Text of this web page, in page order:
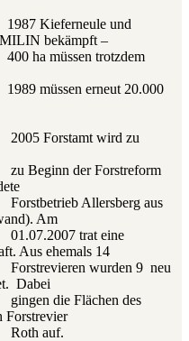
und
bekämpft –
trotzdem
20.000
wird zu
aus
Am
eine
Aus ehemals 14
9 neu
Dabei
des
Forstrevier